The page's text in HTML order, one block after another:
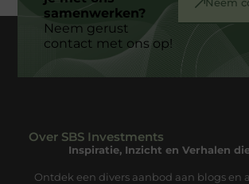
samenwerken?
Neem gerust
contact met ons op!
Over SBS Investments
Inspiratie, Inzicht en Verhalen
Ontdek een divers aanbod aan blogs en